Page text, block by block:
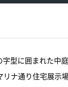
字型に囲まれた
リナ通り住宅展